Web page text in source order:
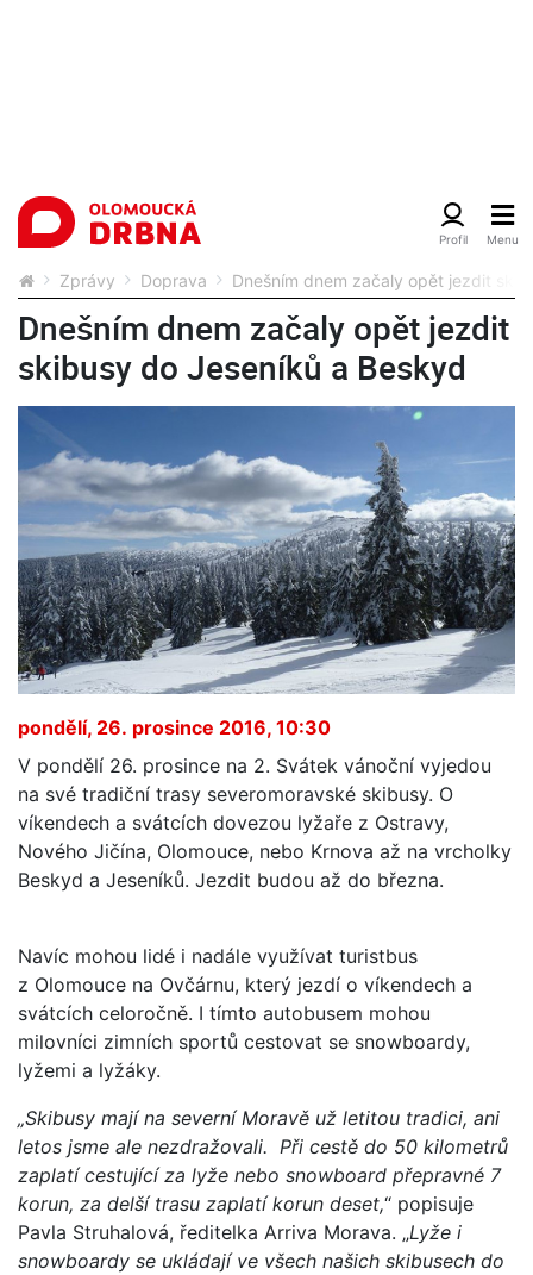
Zprávy Doprava Dnešním dnem začaly opět jezdit
Dnešním dnem začaly opět jezdit
skibusy do Jeseníků a Beskyd
pondělí, 26. prosince 2016, 10:30
V pondělí 26. prosince na 2. Svátek vánoční vyjedou
na své tradiční trasy severomoravské skibusy. O
víkendech a svátcích dovezou lyžaře z Ostravy,
Nového Jičína, Olomouce, nebo Krnova až na vrcholky
Beskyd a Jeseníků. Jezdit budou až do března.
Navíc mohou lidé i nadále využívat turistbus
z Olomouce na Ovčárnu, který jezdí o víkendech a
svátcích celoročně. I tímto autobusem mohou
milovníci zimních sportů cestovat se snowboardy,
lyžemi a lyžáky.
„Skibusy mají na severní Moravě už letitou tradici, ani
letos jsme ale nezdražovali. Při cestě do 50 kilometrů
zaplatí cestující za lyže nebo snowboard přepravné 7
korun, za delší trasu zaplatí korun deset,“ popisuje
Pavla Struhalová, ředitelka Arriva Morava. „Lyže i
snowboardy se ukládají ve všech našich skibusech do